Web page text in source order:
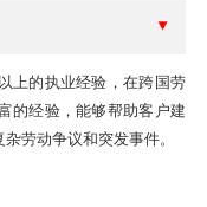
上的执业经验，在跨国劳
的经验，能够帮助客户建
劳动争议和突发事件。